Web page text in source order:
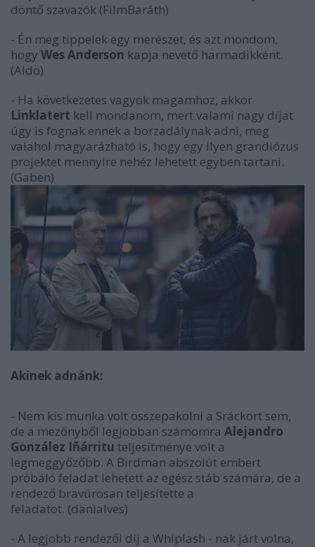
döntő szavazók (FilmBaráth)
- Én meg tippelek egy merészet, és azt mondom,
hogy Wes Anderson kapja nevető harmadikként.
(Aldo)
- Ha következetes vagyok magamhoz, akkor
Linklatert kell mondanom, mert valami nagy díjat
úgy is fognak ennek a borzadálynak adni, meg
valahol magyarázható is, hogy egy ilyen grandiózus
projektet mennyire nehéz lehetett egyben tartani.
(Gaben)
Akinek adnánk:
- Nem kis munka volt összepakolni a Sráckort sem,
de a mezőnyből legjobban számomra Alejandro
González Iñárritu teljesítménye volt a
legmeggyőzőbb. A Birdman abszolút embert
próbáló feladat lehetett az egész stáb számára, de a
rendező bravúrosan teljesítette a
feladatot. (danialves)
- A legjobb rendezői díj a Whiplash - nak járt volna,